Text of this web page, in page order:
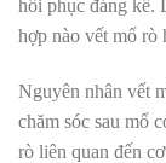
hồi phục đáng kể.
hợp nào vết mổ rò
Nguyên nhân vết
chăm sóc sau mổ
rò liên quan đến